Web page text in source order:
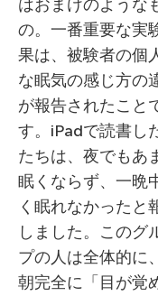
はおまけのような
の。一番重要な実
果は、被験者の個
な眠気の感じ方の
が報告されたこと
す。iPadで読書し
たちは、夜でもあ
眠くならず、一晩
く眠れなかったと
しました。このグ
プの人は全体的に
朝完全に「目が覚